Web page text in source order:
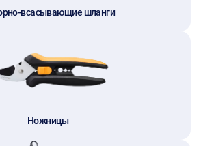
всасывающие шланги
Ножницы